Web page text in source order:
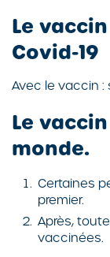
Le
Covid-19
Avec le vaccin :
Le
monde.
Certaines
premier.
Après,
vaccinées.